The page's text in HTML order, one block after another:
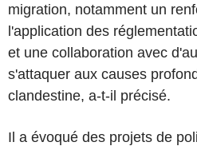
migration, notamment un
l'application des
et une collaboration avec
s'attaquer aux causes
clandestine, a-t-il précisé.
Il a évoqué des projets de